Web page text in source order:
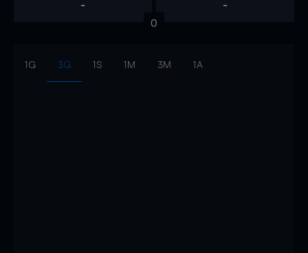
- -
0
1G 3G 1S 1M 3M 1A